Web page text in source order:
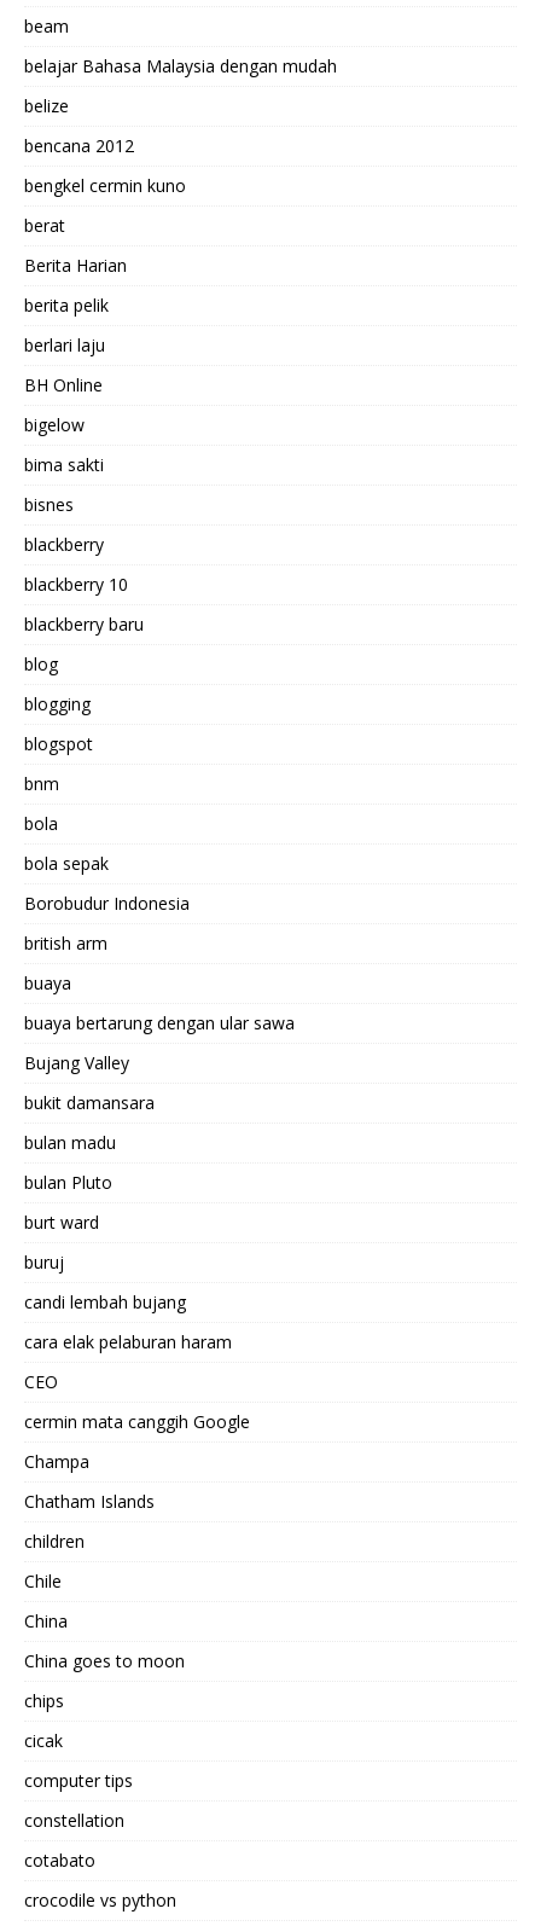
beam
belajar Bahasa Malaysia dengan mudah
belize
bencana 2012
bengkel cermin kuno
berat
Berita Harian
berita pelik
berlari laju
BH Online
bigelow
bima sakti
bisnes
blackberry
blackberry 10
blackberry baru
blog
blogging
blogspot
bnm
bola
bola sepak
Borobudur Indonesia
british arm
buaya
buaya bertarung dengan ular sawa
Bujang Valley
bukit damansara
bulan madu
bulan Pluto
burt ward
buruj
candi lembah bujang
cara elak pelaburan haram
CEO
cermin mata canggih Google
Champa
Chatham Islands
children
Chile
China
China goes to moon
chips
cicak
computer tips
constellation
cotabato
crocodile vs python